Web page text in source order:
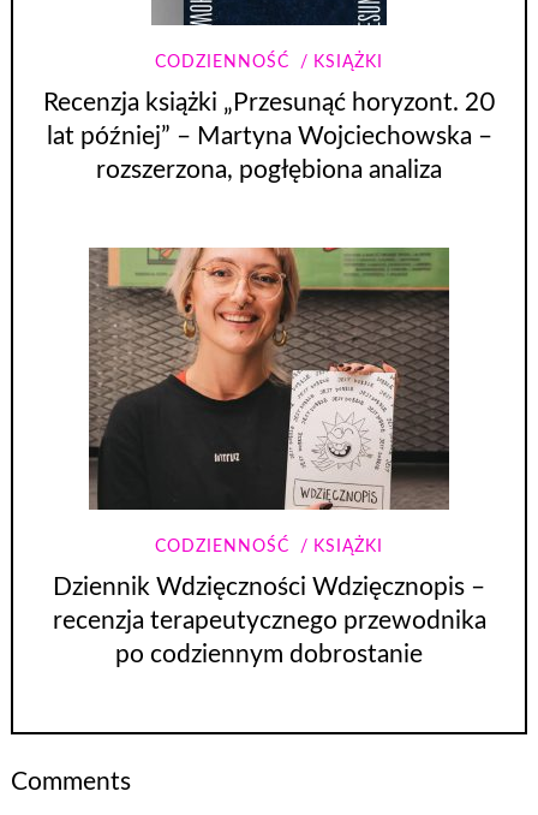
CODZIENNOŚĆ KSIĄŻKI
Recenzja książki „Przesunąć horyzont. 20
lat później” – Martyna Wojciechowska –
rozszerzona, pogłębiona analiza
CODZIENNOŚĆ KSIĄŻKI
Dziennik Wdzięczności Wdzięcznopis –
recenzja terapeutycznego przewodnika
po codziennym dobrostanie
Comments